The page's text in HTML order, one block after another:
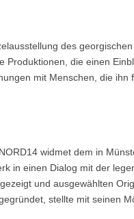
des georgischen
Produktionen, die einen
mit Menschen, die ihn
widmet dem in
in einen Dialog mit der
und ausgewählten
stellte mit seinen